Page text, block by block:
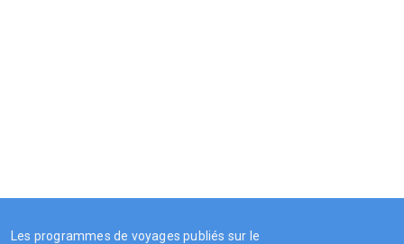
Les programmes de voyages publiés sur le